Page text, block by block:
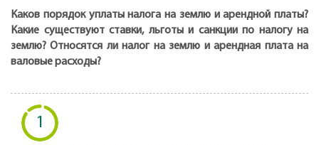
Каков порядок уплаты налога на землю и арендной платы?
Какие существуют ставки, льготы и санкции по налогу на
землю? Относятся ли налог на землю и арендная плата на
валовые расходы?
1